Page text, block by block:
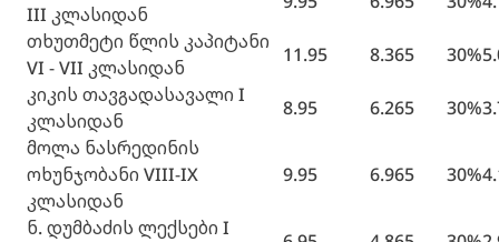
III კლასიდან
თხუთმეტი წლის კაპიტანი
VI - VII კლასიდან
11.95 8.365 30%
კიკის თავგადასავალი I
კლასიდან
8.95 6.265 30%
მოლა ნასრედინის
ოხუნჯობანი VIII-IX
კლასიდან
9.95 6.965 30%
ნ. დუმბაძის ლექსები I